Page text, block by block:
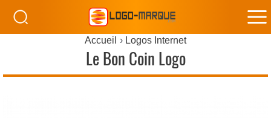
Accueil Logos Internet
Le Bon Coin Logo